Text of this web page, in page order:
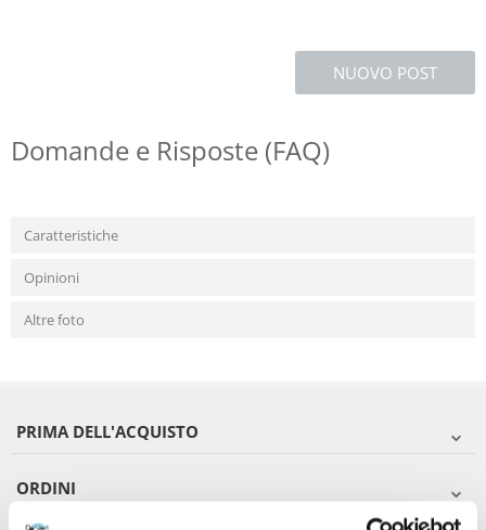
NUOVO POST
Domande e Risposte (FAQ)
Caratteristiche
Opinioni
Altre foto
PRIMA DELL'ACQUISTO
ORDINI